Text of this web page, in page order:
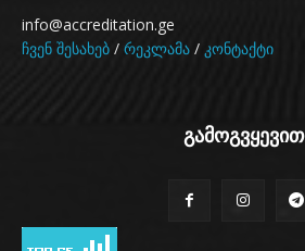
info@accreditation.ge
ჩვენ შესახებ / რეკლამა / კონტაქტი
გამოგვყევით